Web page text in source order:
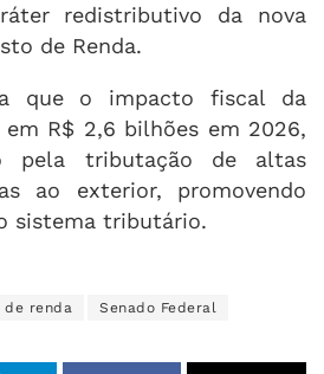
redistributivo da nova
de Renda.
que o impacto fiscal da
R$ 2,6 bilhões em 2026,
pela tributação de altas
ao exterior, promovendo
sistema tributário.
de renda Senado Federal